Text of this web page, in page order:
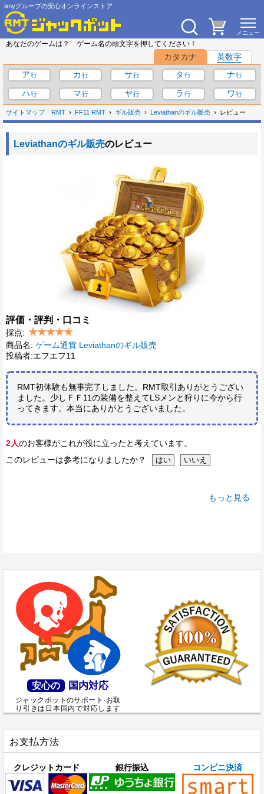
iimyグループの安心オンラインストア
あなたのゲームは？ ゲーム名の頭文字を押してください！
カタカナ
英数字
ア
カ サ タ
ナ
ハ
マ ヤ ラ ワ
サイトマップ RMT FF11 RMT ギル販売 Leviathanのギル販売 レビュー
Leviathanのギル販売のレビュー
評価・評判・口コミ
採点:
商品名: ゲーム通貨 Leviathanのギル販売
投稿者:エフエフ11
RMT初体験も無事完了しました。RMT取引ありがとうござい
ました。少しＦＦ11の装備を整えてLSメンと狩りに今から行
ってきます。本当にありがとうございました。
2人のお客様がこれが役に立ったと考えています。
このレビューは参考になりましたか？
もっと見る
安心の 国内対応
ジャックポットのサポート·お取
り引きは日本国内で対応します
お支払方法
クレジットカード 銀行振込 コンビニ決済